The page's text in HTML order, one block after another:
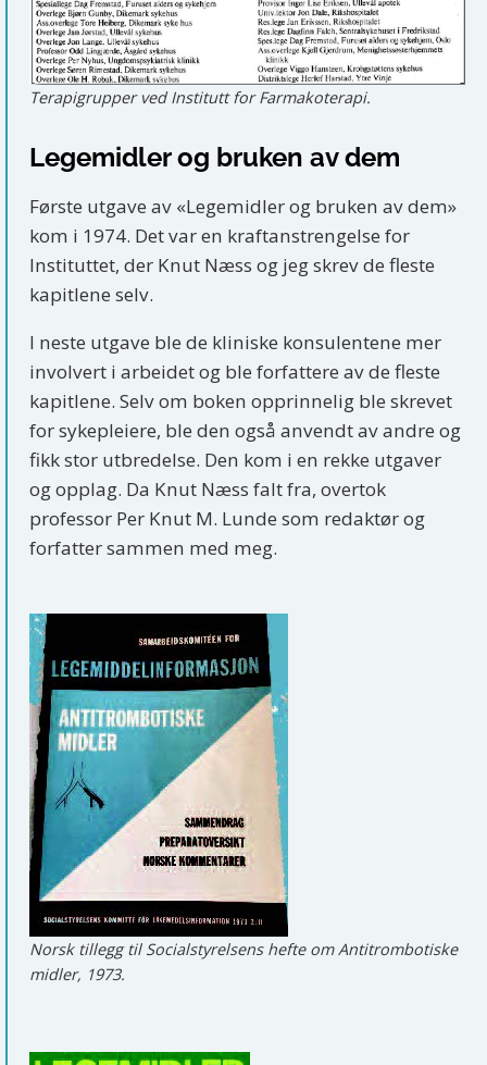
Terapigrupper ved Institutt for Farmakoterapi.
Legemidler og bruken av dem
Første utgave av «Legemidler og bruken av dem»
kom i 1974. Det var en kraftanstrengelse for
Instituttet, der Knut Næss og jeg skrev de fleste
kapitlene selv.
I neste utgave ble de kliniske konsulentene mer
involvert i arbeidet og ble forfattere av de fleste
kapitlene. Selv om boken opprinnelig ble skrevet
for sykepleiere, ble den også anvendt av andre og
fikk stor utbredelse. Den kom i en rekke utgaver
og opplag. Da Knut Næss falt fra, overtok
professor Per Knut M. Lunde som redaktør og
forfatter sammen med meg.
Norsk tillegg til Socialstyrelsens hefte om Antitrombotiske
midler, 1973.